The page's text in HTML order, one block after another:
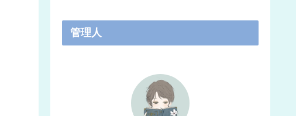
管理人